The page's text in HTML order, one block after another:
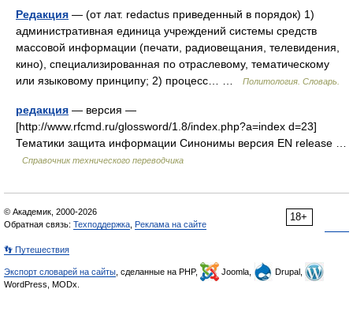
Редакция — (от лат. redactus приведенный в порядок) 1)
административная единица учреждений системы средств
массовой информации (печати, радиовещания, телевидения,
кино), специализированная по отраслевому, тематическому
или языковому принципу; 2) процесс… …
Политология. Словарь.
редакция — версия —
[http://www.rfcmd.ru/glossword/1.8/index.php?a=index d=23]
Тематики защита информации Синонимы версия EN release …
Справочник технического переводчика
18+
© Академик, 2000-2026
Обратная связь: Техподдержка Реклама на сайте
👣 Путешествия
Экспорт словарей на сайты , сделанные на PHP, Joomla,
Drupal,
WordPress, MODx.